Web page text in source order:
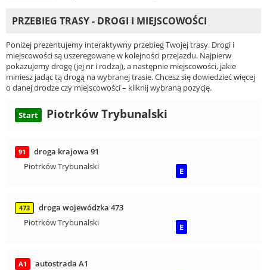
PRZEBIEG TRASY - DROGI I MIEJSCOWOŚCI
Poniżej prezentujemy interaktywny przebieg Twojej trasy. Drogi i
miejscowości są uszeregowane w kolejności przejazdu. Najpierw
pokazujemy drogę (jej nr i rodzaj), a następnie miejscowości, jakie
miniesz jadąc tą drogą na wybranej trasie. Chcesz się dowiedzieć więcej
o danej drodze czy miejscowości – kliknij wybraną pozycję.
Start Piotrków Trybunalski
91
droga krajowa 91
Piotrków Trybunalski
E
473
droga wojewódzka 473
Piotrków Trybunalski
E
A1
autostrada A1